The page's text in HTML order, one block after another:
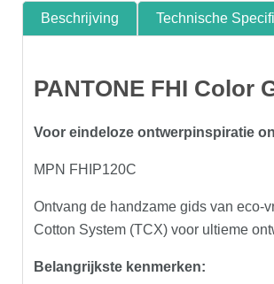
Beschrijving Technische
PANTONE FHI Color
Voor eindeloze ontwerpinspiratie
MPN FHIP120C
Ontvang de handzame gids van eco-
Cotton System (TCX) voor ultieme
Belangrijkste kenmerken: